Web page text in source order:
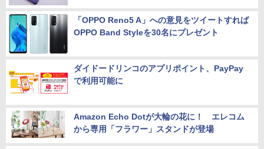
「OPPO Reno5 A」への意見をツイートすれば
OPPO Band Styleを30名にプレゼント
ダイドードリンコのアプリポイント、PayPay
で利用可能に
Amazon Echo Dotが大輪の花に！ エレコム
から専用「フラワー」スタンドが登場